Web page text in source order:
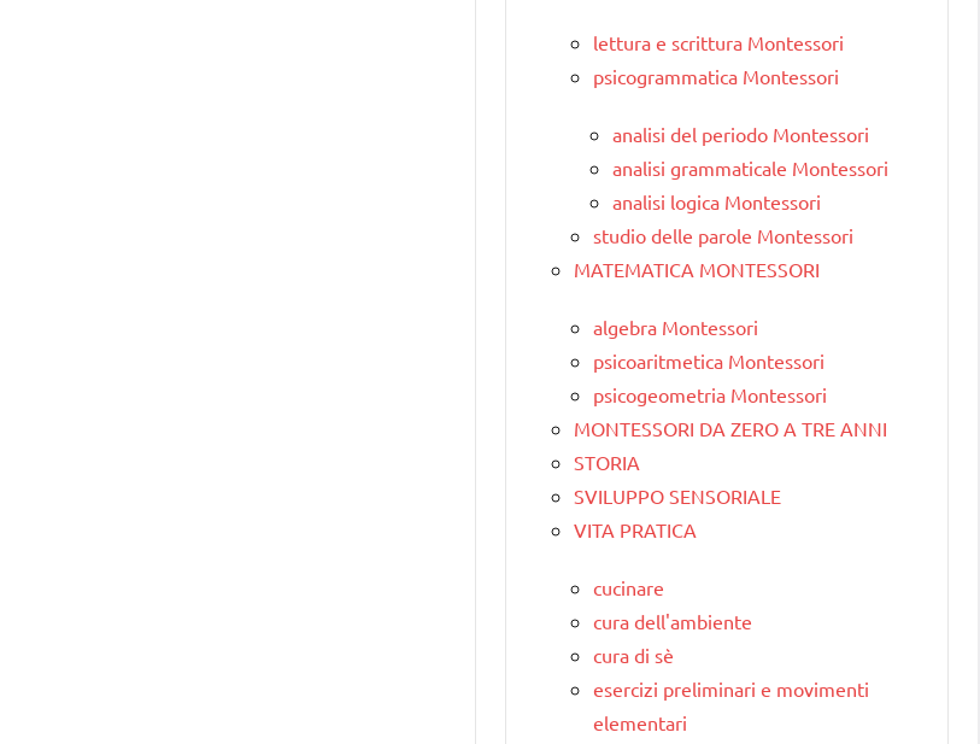
lettura e scrittura Montessori
psicogrammatica Montessori
analisi del periodo Montessori
analisi grammaticale Montessori
analisi logica Montessori
studio delle parole Montessori
MATEMATICA MONTESSORI
algebra Montessori
psicoaritmetica Montessori
psicogeometria Montessori
MONTESSORI DA ZERO A TRE ANNI
STORIA
SVILUPPO SENSORIALE
VITA PRATICA
cucinare
cura dell'ambiente
cura di sè
esercizi preliminari e movimenti
elementari